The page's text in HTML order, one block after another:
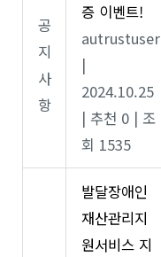
공
지
사
항
증 이벤트!
autrustuser
|
2024.10.25
| 추천 0 | 조
회 1535
발달장애인
재산관리지
원서비스 지